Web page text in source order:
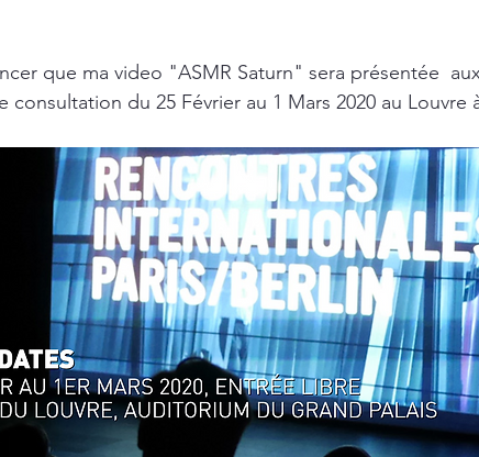
que ma video "ASMR Saturn" sera présentée
consultation du 25 Février au 1 Mars 2020 au Louvre